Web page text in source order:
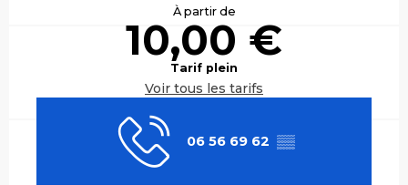
À partir de
10,00 €
Tarif plein
Voir tous les tarifs
06 56 69 62 ▒▒